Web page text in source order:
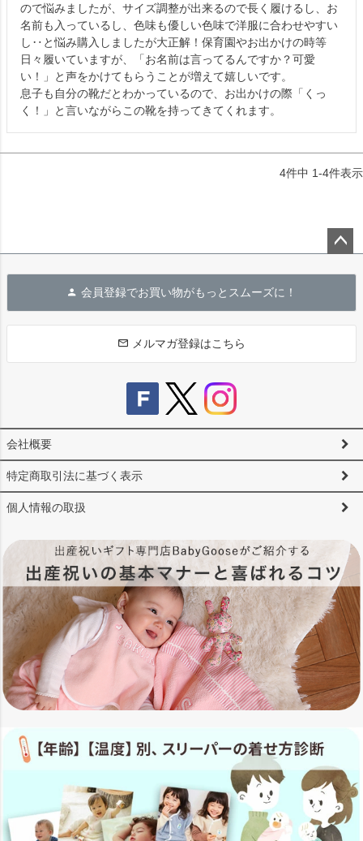
ので悩みましたが、サイズ調整が出来るので長く履けるし、お
名前も入っているし、色味も優しい色味で洋服に合わせやすい
し‥と悩み購入しましたが大正解！保育園やお出かけの時等
日々履いていますが、「お名前は言ってるんですか？可愛
い！」と声をかけてもらうことが増えて嬉しいです。
息子も自分の靴だとわかっているので、お出かけの際「くっ
く！」と言いながらこの靴を持ってきてくれます。
4件中 1-4件表示
へ
会員登録でお買い物がもっとスムーズに！
メルマガ登録はこちら
会社概要
特定商取引法に基づく表示
個人情報の取扱